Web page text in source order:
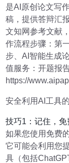
是AI原创论文写
稿，提供答辩汇
文知网参考文献
作流程步骤：第
步、AI智能生成
值服务：开题报
https://
安全利用AI工具
技巧1：记住，
如果您使用免费
它可能会利用您
具（包括